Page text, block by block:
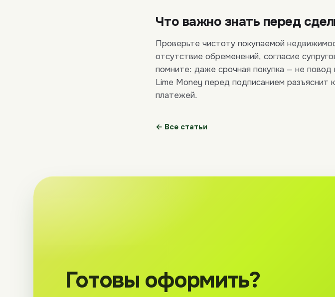
Что важно знать перед
Проверьте чистоту покупаемой
отсутствие обременений, согласие
помните: даже срочная покупка — не
Lime Money перед подписанием
платежей.
← Все статьи
Готовы оформить?